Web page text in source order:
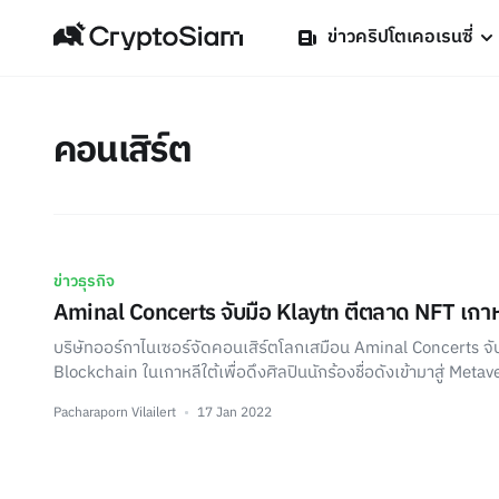
ข่าวคริปโตเคอเรนซี่
คอนเสิร์ต
ข่าวธุรกิจ
Aminal Concerts จับมือ Klaytn ตีตลาด NFT เกา
บริษัทออร์กาไนเซอร์จัดคอนเสิร์ตโลกเสมือน Aminal Concerts
Blockchain ในเกาหลีใต้เพื่อดึงศิลปินนักร้องชื่อดังเข้ามาสู่
Pacharaporn Vilailert 17 Jan 2022